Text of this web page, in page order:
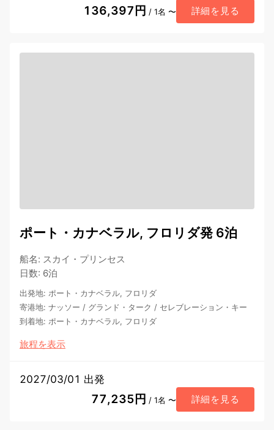
136,397円 / 1名 〜 詳細を見る
ポート・カナベラル, フロリダ発 6泊
船名: スカイ・プリンセス
日数: 6泊
出発地: ポート・カナベラル, フロリダ
寄港地: ナッソー / グランド・ターク / セレブレーション・キー
到着地: ポート・カナベラル, フロリダ
旅程を表示
2027/03/01 出発
77,235円 / 1名 〜 詳細を見る